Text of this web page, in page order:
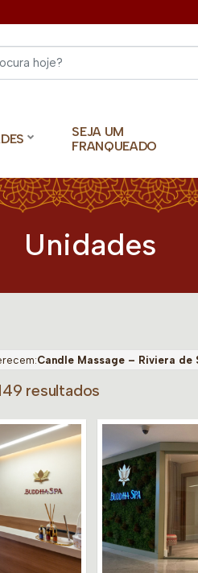
SEJA UM
FRANQUEADO
Unidades
Candle Massage – Riviera de
resultados